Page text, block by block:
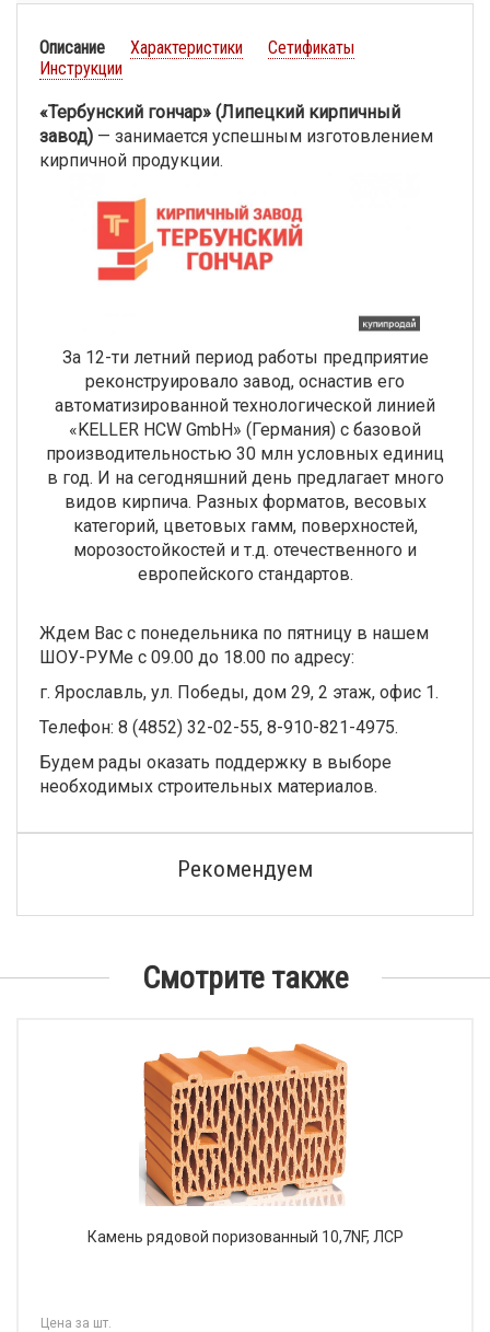
Описание Характеристики
Сетификаты
Инструкции
«Тербунский гончар» (Липецкий кирпичный
завод) — занимается успешным изготовлением
кирпичной продукции.
За 12-ти летний период работы предприятие
реконструировало завод, оснастив его
автоматизированной технологической линией
«KELLER HCW GmbH» (Германия) с базовой
производительностью 30 млн условных единиц
в год. И на сегодняшний день предлагает много
видов кирпича. Разных форматов, весовых
категорий, цветовых гамм, поверхностей,
морозостойкостей и т.д. отечественного и
европейского стандартов.
Ждем Вас с понедельника по пятницу в нашем
ШОУ-РУМе с 09.00 до 18.00 по адресу:
г. Ярославль, ул. Победы, дом 29, 2 этаж, офис 1.
Телефон: 8 (4852) 32-02-55, 8-910-821-4975.
Будем рады оказать поддержку в выборе
необходимых строительных материалов.
Рекомендуем
Смотрите также
Камень рядовой поризованный 10,7NF, ЛСР
Цена за шт.